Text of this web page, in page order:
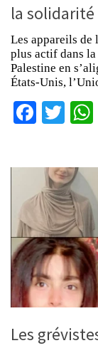
la solidarité
Les appareils de
plus actif dans
Palestine en
États-Unis,
Les